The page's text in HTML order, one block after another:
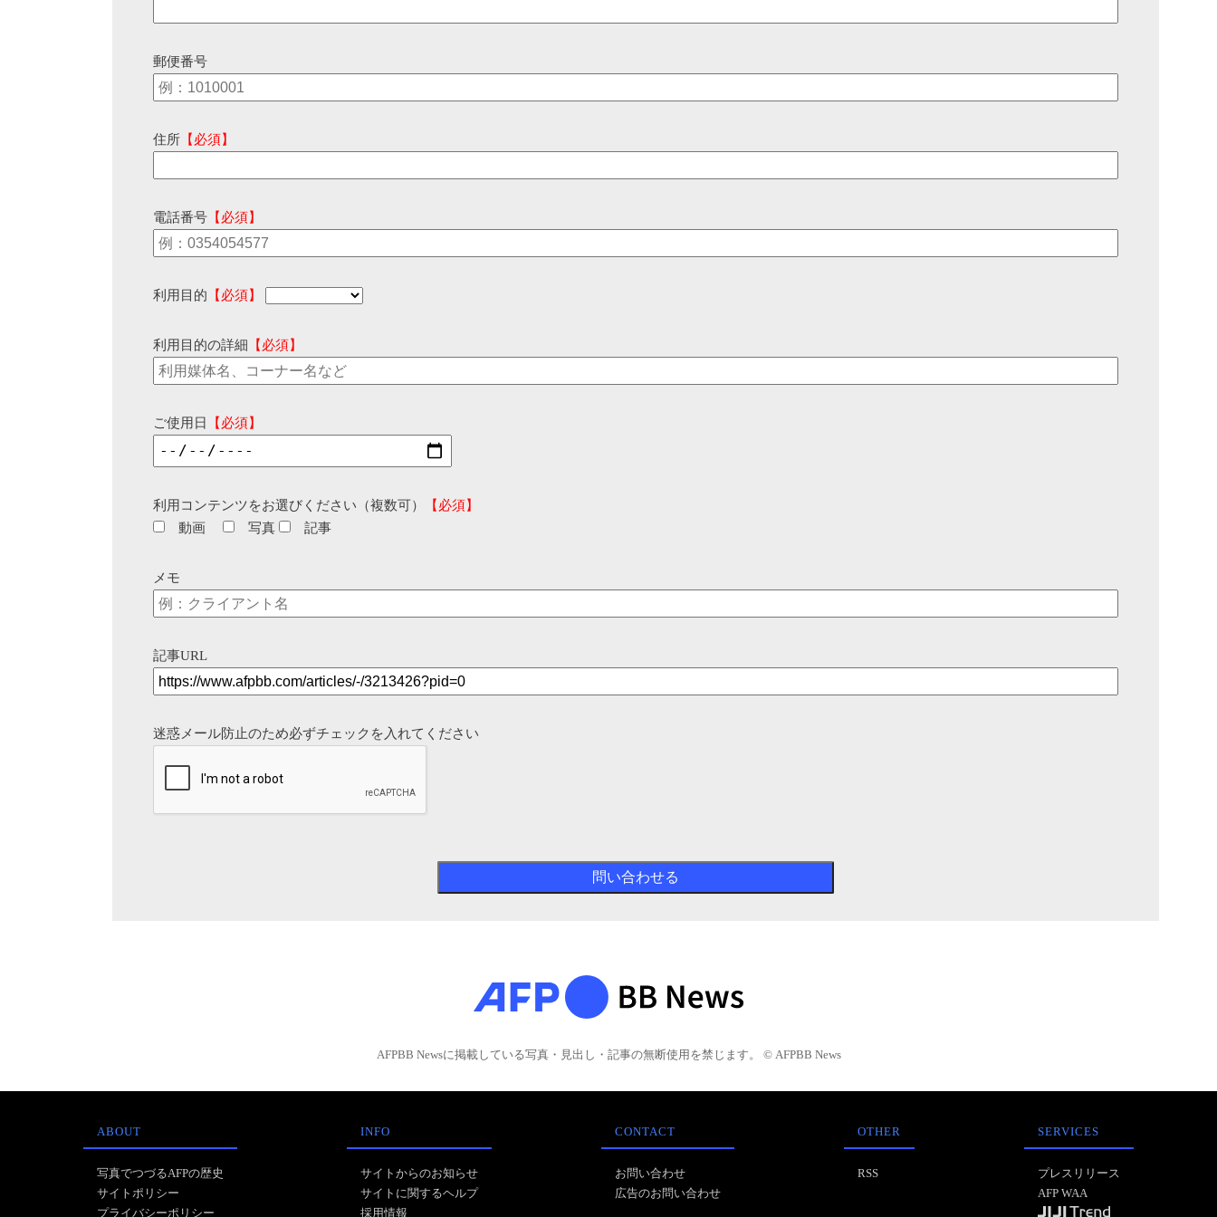
郵便番号
住所 【必須】
電話番号 【必須】
利用目的 【必須】
利用目的の詳細 【必須】
ご使用日 【必須】
利用コンテンツをお選びください（複数可）
【必須】
動画
写真 記事
メモ
記事URL
迷惑メール防止のため必ずチェックを入れてください
AFPBB Newsに掲載している写真・見出し・記事の無断使用を禁じます。 © AFPBB News
ABOUT
写真でつづるAFPの歴史
サイトポリシー
プライバシーポリシー
INFO
サイトからのお知らせ
サイトに関するヘルプ
採用情報
CONTACT
お問い合わせ
広告のお問い合わせ
OTHER
RSS
SERVICES
プレスリリース
AFP WAA